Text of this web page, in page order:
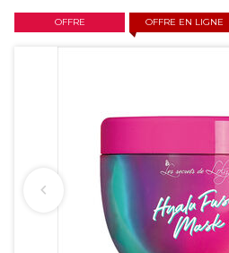
OFFRE OFFRE EN LIGNE